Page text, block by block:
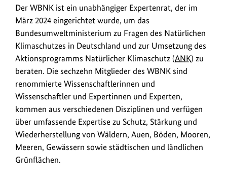
Der WBNK ist ein unabhängiger Expertenrat, der im
März 2024 eingerichtet wurde, um das
Bundesumweltministerium zu Fragen des Natürlichen
Klimaschutzes in Deutschland und zur Umsetzung des
Aktionsprogramms Natürlicher Klimaschutz (ANK) zu
beraten. Die sechzehn Mitglieder des WBNK sind
renommierte Wissenschaftlerinnen und
Wissenschaftler und Expertinnen und Experten,
kommen aus verschiedenen Disziplinen und verfügen
über umfassende Expertise zu Schutz, Stärkung und
Wiederherstellung von Wäldern, Auen, Böden, Mooren,
Meeren, Gewässern sowie städtischen und ländlichen
Grünflächen.